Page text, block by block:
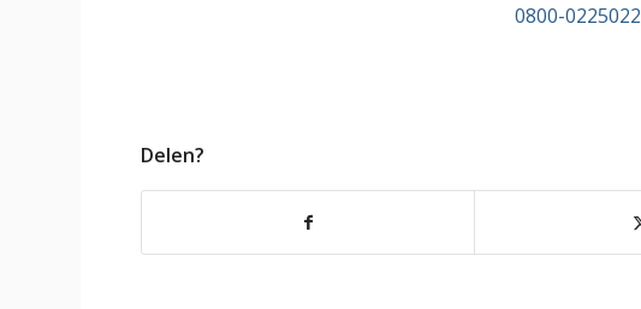
0800-0225022
Delen?